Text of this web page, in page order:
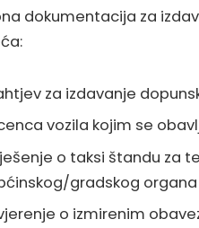
dokumentacija za
za izdavanje
vozila kojim se
o taksi štandu za
gradskog
o izmirenim